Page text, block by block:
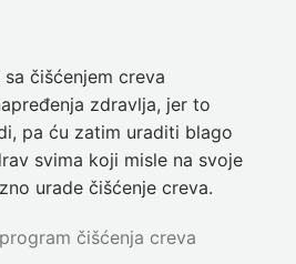
čišćenjem creva
zdravlja, jer to
pa ću zatim uraditi blago
svima koji misle na svoje
urade čišćenje creva.
čišćenja creva